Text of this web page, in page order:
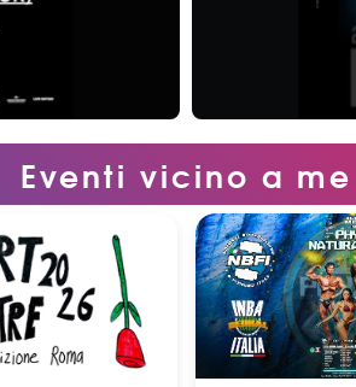
Eventi vicino a me